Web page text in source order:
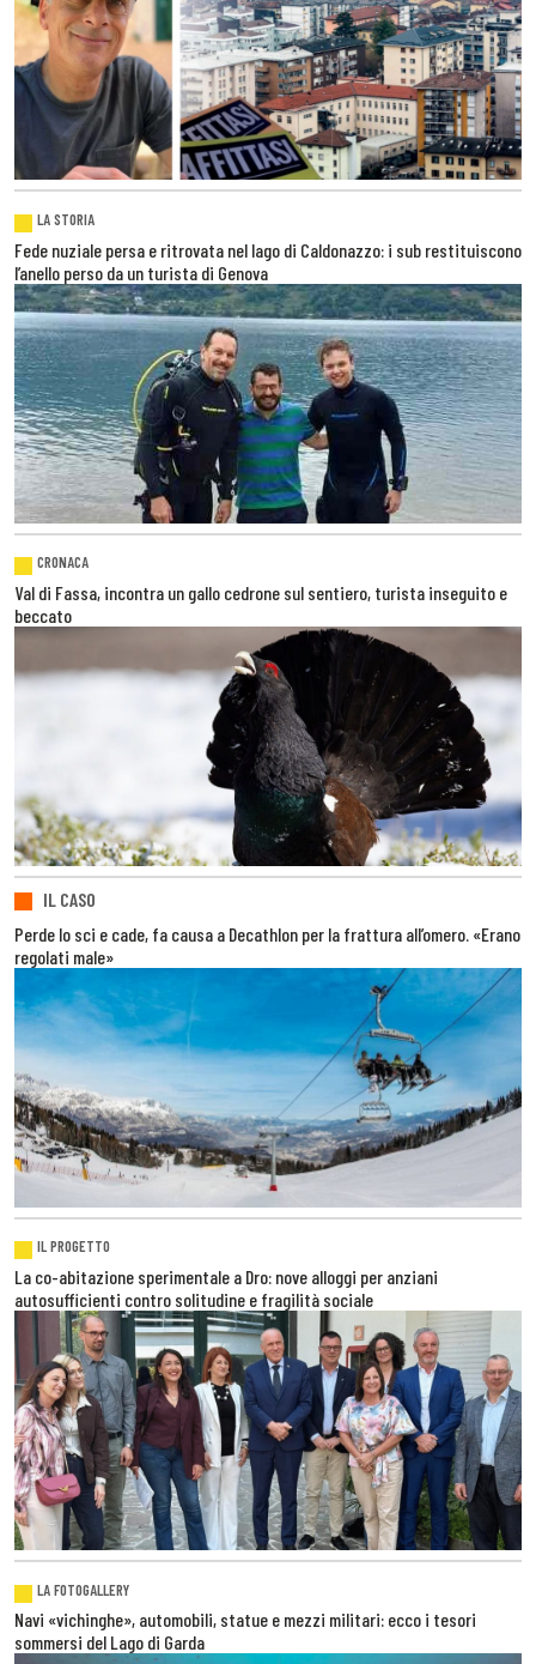
LA STORIA
Fede nuziale persa e ritrovata nel lago di Caldonazzo: i sub restituiscono
l’anello perso da un turista di Genova
CRONACA
Val di Fassa, incontra un gallo cedrone sul sentiero, turista inseguito e
beccato
IL CASO
Perde lo sci e cade, fa causa a Decathlon per la frattura all’omero. «Erano
regolati male»
IL PROGETTO
La co-abitazione sperimentale a Dro: nove alloggi per anziani
autosufficienti contro solitudine e fragilità sociale
LA FOTOGALLERY
Navi «vichinghe», automobili, statue e mezzi militari: ecco i tesori
sommersi del Lago di Garda